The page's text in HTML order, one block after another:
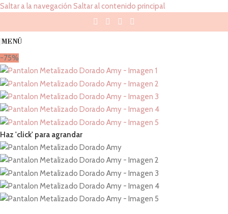
Saltar a la navegación Saltar al contenido principal
MENÚ
-75%
Haz 'click' para agrandar